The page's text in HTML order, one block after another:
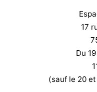
17
Du
(sauf le 20